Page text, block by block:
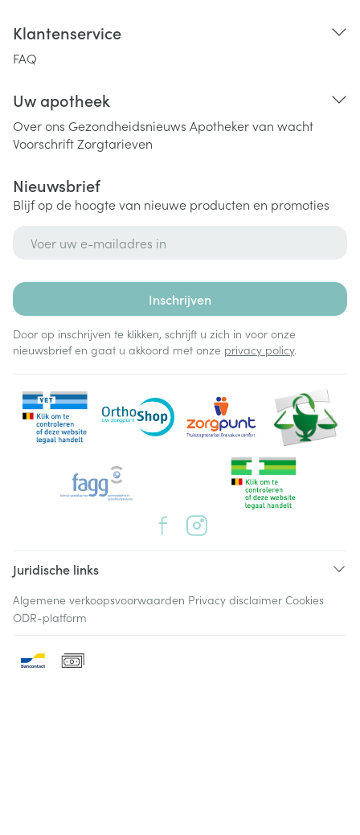
Klantenservice
FAQ
Uw apotheek
Over ons Gezondheidsnieuws Apotheker van wacht
VoorschriftZorgtarieven
Nieuwsbrief
Blijf op de hoogte van nieuwe producten en promoties
Inschrijven
Door op inschrijven te klikken, schrijft u zich in voor onze
nieuwsbrief en gaat u akkoord met onze privacy policy.
Juridische links
Algemene verkoopsvoorwaarden Privacy disclaimer Cookies
ODR-platform